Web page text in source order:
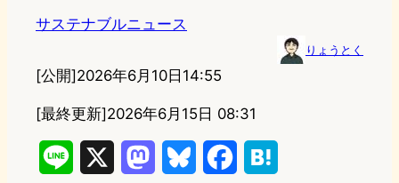
サステナブルニュース
りょうとく
[公開]2026年6月10日14:55
[最終更新]2026年6月15日 08:31